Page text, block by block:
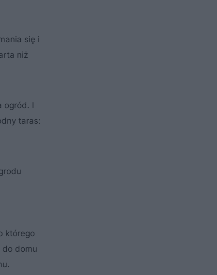
się i
niż
ogród. I
taras:
którego
do domu